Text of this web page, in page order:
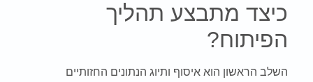
כיצד מתבצע תהליך
הפיתוח?
השלב הראשון הוא איסוף ותיוג הנתונים החזותיים